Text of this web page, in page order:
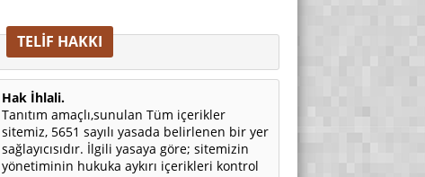
TELİF HAKKI
Hak İhlali.
Tanıtım amaçlı,sunulan Tüm içerikler
sitemiz, 5651 sayılı yasada belirlenen bir yer
sağlayıcısıdır. İlgili yasaya göre; sitemizin
yönetiminin hukuka aykırı içerikleri kontrol